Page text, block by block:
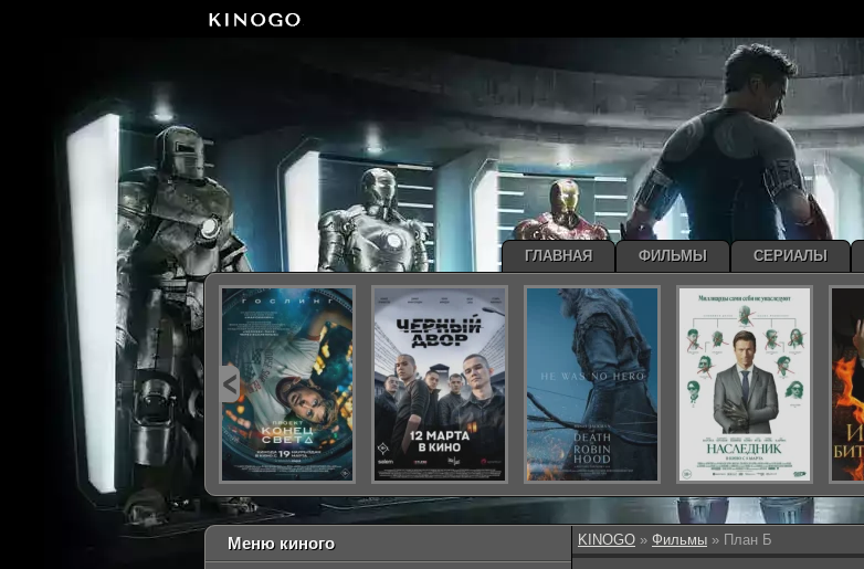
KINOGO » Фильмы » План Б
Меню киного
ГЛАВНАЯ ФИЛЬМЫ СЕРИАЛЫ